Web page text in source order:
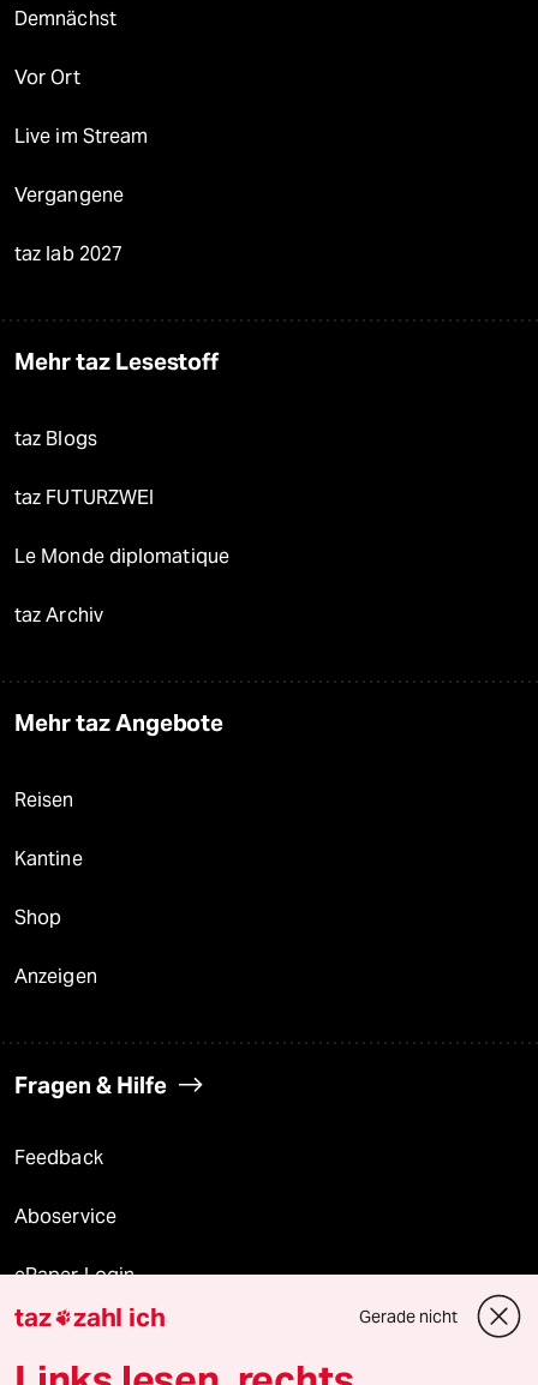
Demnächst
Vor Ort
Live im Stream
Vergangene
taz lab 2027
Mehr taz Lesestoff
taz Blogs
taz FUTURZWEI
Le Monde diplomatique
taz Archiv
Mehr taz Angebote
Reisen
Kantine
Shop
Anzeigen
Fragen & Hilfe
Feedback
Aboservice
ePaper Login
Downloads für Abonnierende
taz zahl ich Gerade nicht